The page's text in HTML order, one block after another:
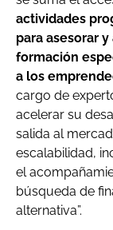
actividades
para asesorar
formación
a los
cargo de
acelerar su
salida al
escalabilidad,
el
búsqueda de
alternativa”.